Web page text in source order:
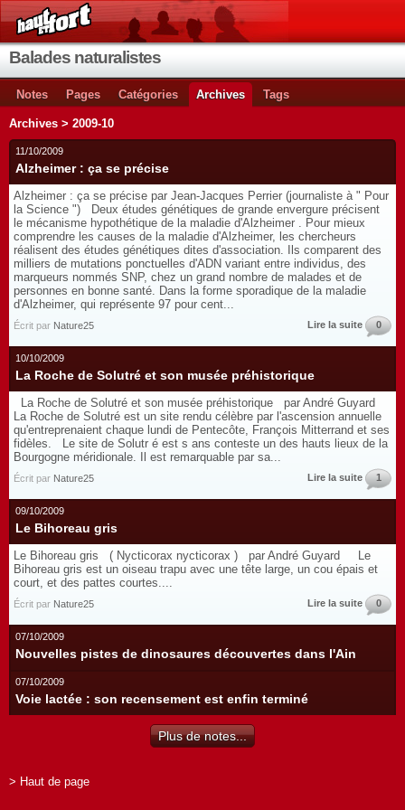
Balades naturalistes
Notes Pages Catégories Archives Tags
Archives > 2009-10
11/10/2009
Alzheimer : ça se précise
Alzheimer : ça se précise par Jean-Jacques Perrier (journaliste à " Pour
la Science ") Deux études génétiques de grande envergure précisent
le mécanisme hypothétique de la maladie d'Alzheimer . Pour mieux
comprendre les causes de la maladie d'Alzheimer, les chercheurs
réalisent des études génétiques dites d'association. Ils comparent des
milliers de mutations ponctuelles d'ADN variant entre individus, des
marqueurs nommés SNP, chez un grand nombre de malades et de
personnes en bonne santé. Dans la forme sporadique de la maladie
d'Alzheimer, qui représente 97 pour cent...
Écrit par Nature25 Lire la suite 0
10/10/2009
La Roche de Solutré et son musée préhistorique
La Roche de Solutré et son musée préhistorique par André Guyard
La Roche de Solutré est un site rendu célèbre par l'ascension annuelle
qu'entreprenaient chaque lundi de Pentecôte, François Mitterrand et ses
fidèles. Le site de Solutr é est s ans conteste un des hauts lieux de la
Bourgogne méridionale. Il est remarquable par sa...
Écrit par Nature25 Lire la suite 1
09/10/2009
Le Bihoreau gris
Le Bihoreau gris ( Nycticorax nycticorax ) par André Guyard Le
Bihoreau gris est un oiseau trapu avec une tête large, un cou épais et
court, et des pattes courtes....
Écrit par Nature25 Lire la suite 0
07/10/2009
Nouvelles pistes de dinosaures découvertes dans l'Ain
07/10/2009
Voie lactée : son recensement est enfin terminé
Plus de notes...
> Haut de page